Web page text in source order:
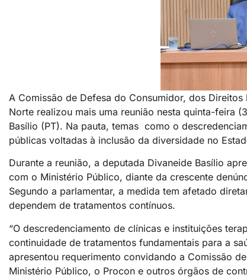
A Comissão de Defesa do Consumidor, dos
Norte realizou mais uma reunião nesta quinta-feira
Basílio (PT). Na pauta, temas como o
públicas voltadas à inclusão da diversidade no
Durante a reunião, a deputada Divaneide Basílio
com o Ministério Público, diante da crescente
Segundo a parlamentar, a medida tem afetado
dependem de tratamentos contínuos.
“O descredenciamento de clínicas e instituições
continuidade de tratamentos fundamentais para a
apresentou requerimento convidando a Comissão
Ministério Público, o Procon e outros órgãos de